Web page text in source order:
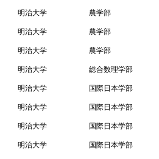
明治大学 農学部
明治大学 農学部
明治大学 農学部
明治大学 総合数理学部
明治大学 国際日本学部
明治大学 国際日本学部
明治大学 国際日本学部
明治大学 国際日本学部